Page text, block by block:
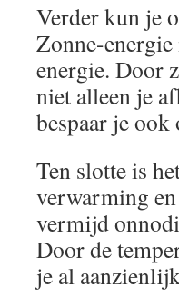
Verder kun je
Zonne-
energie. Door
niet alleen je
bespaar je
Ten slotte is
verwarming
vermijd
Door de
je al